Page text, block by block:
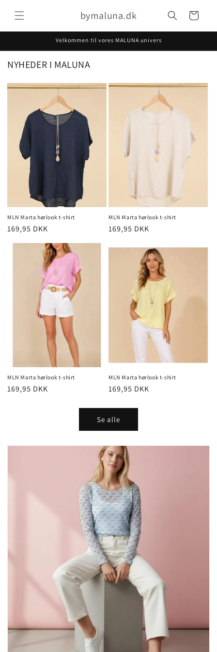
indhold
bymaluna.dk Indkøbskurv
Velkommen til vores MALUNA univers
NYHEDER I MALUNA
MLN Marta hørlook t-shirt
Normalpris
169,95 DKK
MLN Marta hørlook t-shirt
Normalpris
169,95 DKK
MLN Marta hørlook t-shirt
Normalpris
169,95 DKK
MLN Marta hørlook t-shirt
Normalpris
169,95 DKK
Se alle